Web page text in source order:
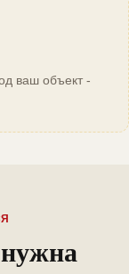
ваш объект -